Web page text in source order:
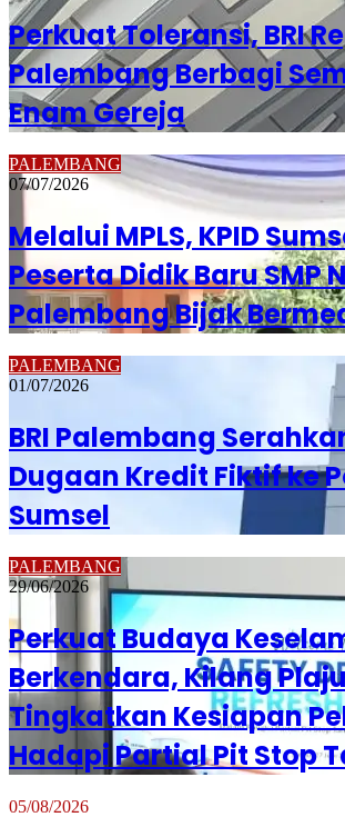
Perkuat Toleransi, BRI
Palembang Berbagi
Enam Gereja
PALEMBANG
07/07/2026
Melalui MPLS, KPID
Peserta Didik Baru SMP
Palembang Bijak
PALEMBANG
01/07/2026
BRI Palembang
Dugaan Kredit Fiktif ke
Sumsel
PALEMBANG
29/06/2026
Perkuat Budaya
Berkendara, Kilang
Tingkatkan Kesiapan
Hadapi Partial Pit Stop
05/08/2026